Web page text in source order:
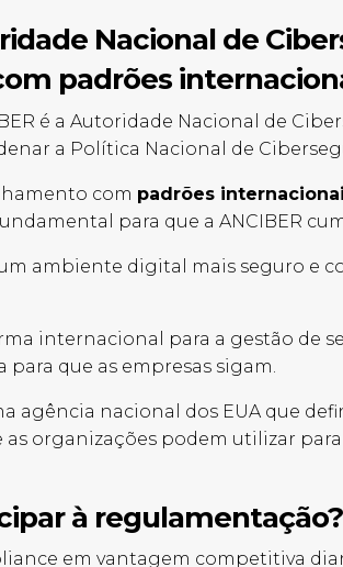
Nacional de
padrões
é a Autoridade Nacional de
a Política Nacional de
com padrões
para que a ANCIBER
ambiente digital mais seguro e
internacional para a gestão de
que as empresas sigam.
agência nacional dos EUA que
as organizações podem utilizar
à regulamentação?
em vantagem competitiva